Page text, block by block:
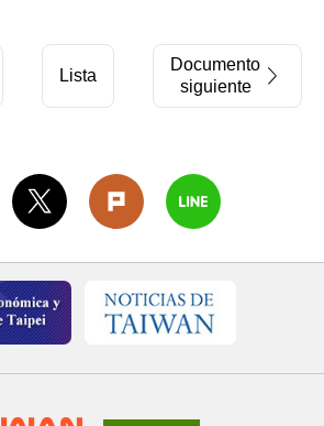
Lista
Documento
siguiente